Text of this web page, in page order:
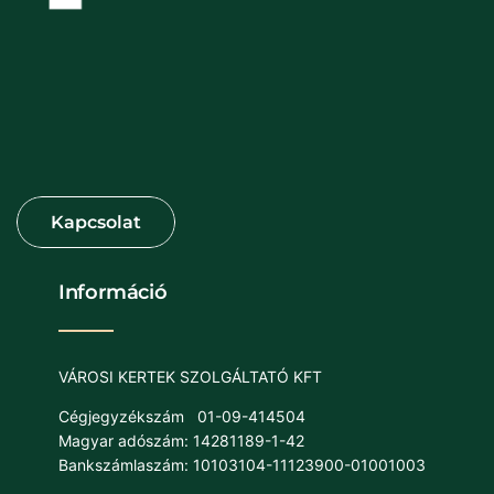
Információ
VÁROSI KERTEK SZOLGÁLTATÓ KFT
Cégjegyzékszám
01-09-414504
Magyar adószám: 14281189-1-42
Bankszámlaszám: 10103104-11123900-01001003